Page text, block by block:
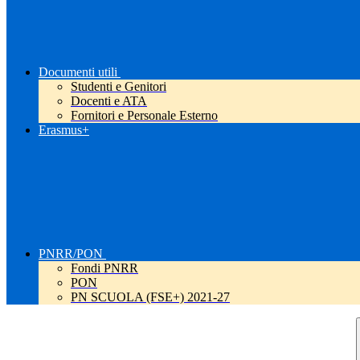
Documenti utili
Studenti e Genitori
Docenti e ATA
Fornitori e Personale Esterno
Erasmus+
PNRR/PON
Fondi PNRR
PON
PN SCUOLA (FSE+) 2021-27